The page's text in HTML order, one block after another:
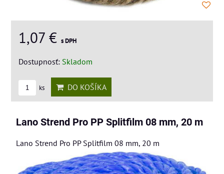
1,07 € s DPH
Dostupnosť: Skladom
ks DO KOŠÍKA
Lano Strend Pro PP Splitfilm 08 mm, 20 m
Lano Strend Pro PP Splitfilm 08 mm, 20 m